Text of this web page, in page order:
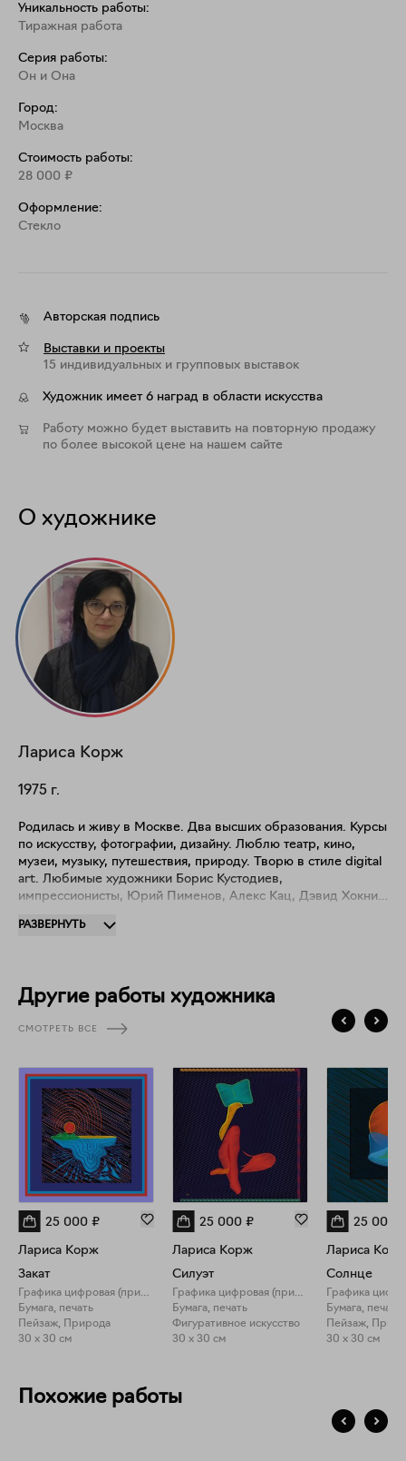
Уникальность работы:
Тиражная работа
Серия работы:
Он и Она
Город:
Москва
Стоимость работы:
28 000 ₽
Оформление:
Стекло
Авторская подпись
Выставки и проекты
15 индивидуальных и групповых выставок
Художник имеет 6 наград в области искусства
Работу можно будет выставить на повторную продажу
по более высокой цене на нашем сайте
О художнике
Лариса Корж
1975 г.
Родилась и живу в Москве. Два высших образования. Курсы
по искусству, фотографии, дизайну. Люблю театр, кино,
музеи, музыку, путешествия, природу. Творю в стиле digital
art. Любимые художники Борис Кустодиев,
импрессионисты, Юрий Пименов, Алекс Кац, Дэвид Хокни.
"Квадраты" ,"Абстрактные узоры", "Бассейн", "В душе", "По
групповых арт-выставках Москвы, Санкт-Петербурга,
Красноярска, Казани, Калининграда. А также в
международных конкурсах фотографии России и Америки.
РАЗВЕРНУТЬ
Другие работы художника
СМОТРЕТЬ ВСЕ
25 000 ₽
Лариса Корж
Закат
Графика цифровая (принты)
Бумага, печать
Пейзаж, Природа
30 x 30 см
25 000 ₽
Лариса Корж
Силуэт
Графика цифровая (принты)
Бумага, печать
Фигуративное искусство
30 x 30 см
25 000
Лариса Корж
Солнце
Бумага, печать
Пейзаж,
30 x 30 см
Похожие работы